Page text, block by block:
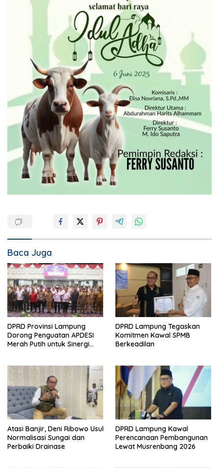
Baca Juga
DPRD Provinsi Lampung
Dorong Penguatan APDESI
Merah Putih untuk Sinergi
DPRD Lampung Tegaskan
Komitmen Kawal SPMB
Berkeadilan
Atasi Banjir, Deni Ribowo Usul
Normalisasi Sungai dan
Perbaiki Drainase
DPRD Lampung Kawal
Perencanaan Pembangunan
Lewat Musrenbang 2026